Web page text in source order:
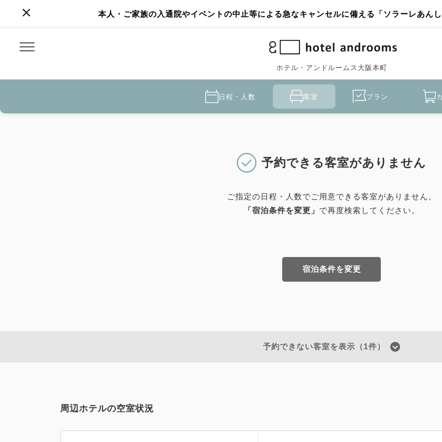
本人・ご家族の入通院やイベントの中止等による急なキャンセルに備える「ソラーレあん
ホテル・アンドルームス大阪本町
日程・人数 客室 プラン
予約できる客室がありません
ご指定の日程・人数でご用意できる客室がありません。
「宿泊条件を変更」 で再度検索してください。
宿泊条件を変更
空室なし
予約できない客室を表示（1件）
周辺ホテルの空室状況